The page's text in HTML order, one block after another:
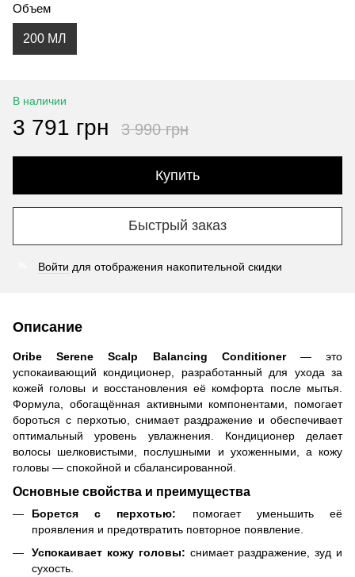
Объем
200 МЛ
В наличии
3 791 грн 3 990 грн
Купить
Быстрый заказ
Войти для отображения накопительной скидки
Описание
Oribe Serene Scalp Balancing Conditioner— это
успокаивающий кондиционер, разработанный для ухода за
кожей головы и восстановления её комфорта после мытья.
Формула, обогащённая активными компонентами, помогает
бороться с перхотью, снимает раздражение и обеспечивает
оптимальный уровень увлажнения. Кондиционер делает
волосы шелковистыми, послушными и ухоженными, а кожу
головы — спокойной и сбалансированной.
Основные свойства и преимущества
Борется с перхотью: помогает уменьшить её
проявления и предотвратить повторное появление.
Успокаивает кожу головы: снимает раздражение, зуд и
сухость.